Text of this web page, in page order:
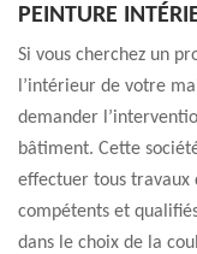
PEINTURE
Si vous cherchez un
l’intérieur de votre
demander
bâtiment. Cette
effectuer tous travaux
compétents et
dans le choix de la